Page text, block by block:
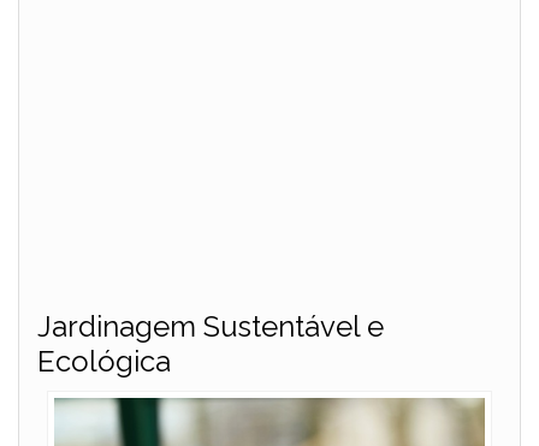
Jardinagem Sustentável e
Ecológica